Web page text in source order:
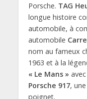
Porsche. TAG
longue histoire
automobile, à
automobile
nom au fameux
1963 et à la
« Le Mans »
Porsche 917,
poignet.